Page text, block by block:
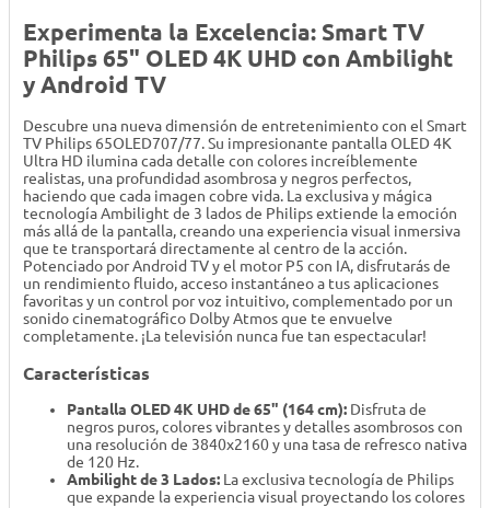
Experimenta la Excelencia: Smart TV
Philips 65" OLED 4K UHD con Ambilight
y Android TV
Descubre una nueva dimensión de entretenimiento con el Smart
TV Philips 65OLED707/77. Su impresionante pantalla OLED 4K
Ultra HD ilumina cada detalle con colores increíblemente
realistas, una profundidad asombrosa y negros perfectos,
haciendo que cada imagen cobre vida. La exclusiva y mágica
tecnología Ambilight de 3 lados de Philips extiende la emoción
más allá de la pantalla, creando una experiencia visual inmersiva
que te transportará directamente al centro de la acción.
Potenciado por Android TV y el motor P5 con IA, disfrutarás de
un rendimiento fluido, acceso instantáneo a tus aplicaciones
favoritas y un control por voz intuitivo, complementado por un
sonido cinematográfico Dolby Atmos que te envuelve
completamente. ¡La televisión nunca fue tan espectacular!
Características
Pantalla OLED 4K UHD de 65" (164 cm): Disfruta de
negros puros, colores vibrantes y detalles asombrosos con
una resolución de 3840x2160 y una tasa de refresco nativa
de 120 Hz.
Ambilight de 3 Lados: La exclusiva tecnología de Philips
que expande la experiencia visual proyectando los colores